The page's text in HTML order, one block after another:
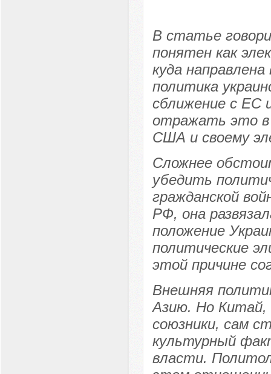
В статье
понятен как
куда
политика
сближение с ЕС
отражать это в
США и своему
Сложнее
убедить
гражданской
РФ, она
положение
политические
этой причине
Внешняя
Азию. Но Китай,
союзники, сам
культурный
власти.